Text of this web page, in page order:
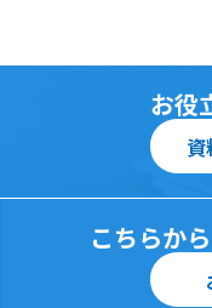
kintone開発/導入
システム連携サー
導入支援サービス
お役
資
こちらか